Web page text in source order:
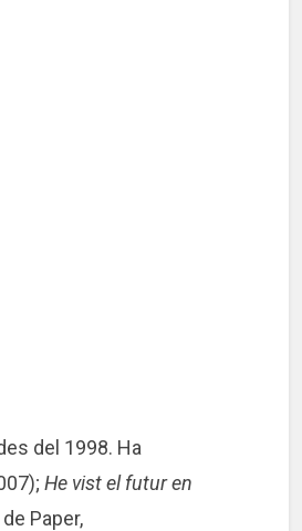
del 1998. Ha
He vist el futur en
Paper,